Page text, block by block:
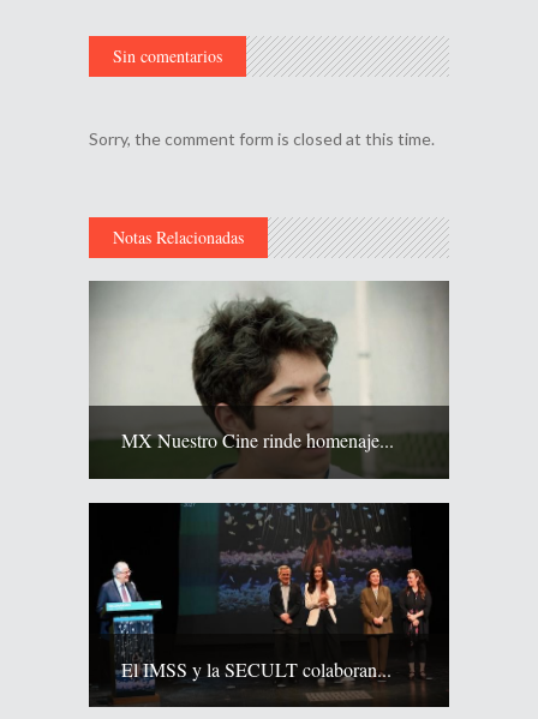
Sin comentarios
Sorry, the comment form is closed at this time.
Notas Relacionadas
MX Nuestro Cine rinde homenaje...
El IMSS y la SECULT colaboran...